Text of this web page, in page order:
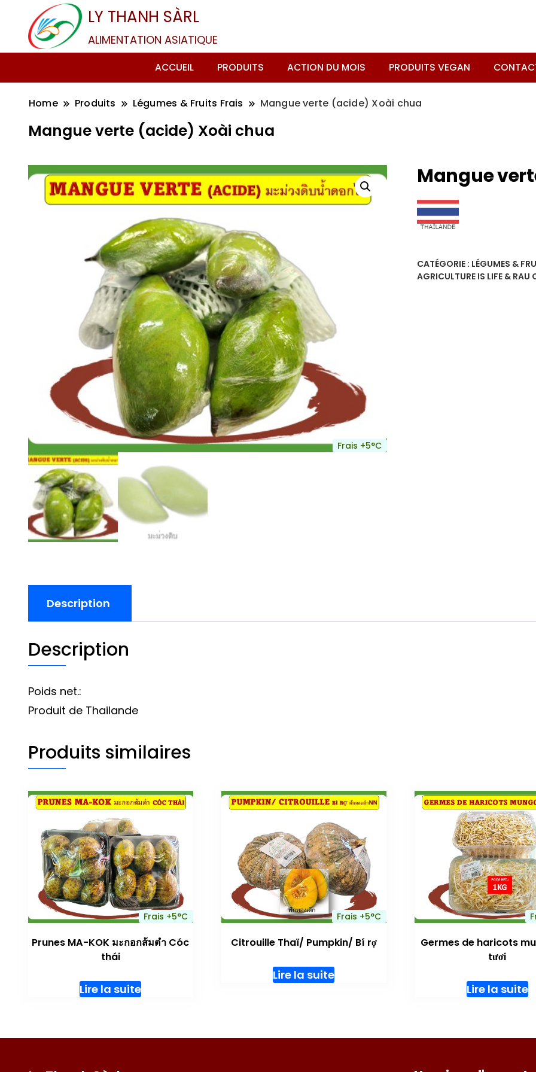
LY THANH SÀRL
ALIMENTATION ASIATIQUE
ACCUEIL PRODUITS ACTION DU MOIS PRODUITS VEGAN
Home Produits Légumes & Fruits Frais Mangue verte (acide) Xoài chua
Mangue verte (acide) Xoài chua
Frais +5°C
Mangue
CATÉGORIE : LÉGUMES &
AGRICULTURE IS LIFE & RAU
Description
Description
Poids net.:
Produit de Thailande
Produits similaires
Frais +5°C
Prunes MA-KOK มะกอกส้มตำ Cóc
thái
Lire la suite
Frais +5°C
Citrouille Thaï/ Pumpkin/ Bí rợ
Lire la suite
Germes de haricots
tươi
Lire la suite